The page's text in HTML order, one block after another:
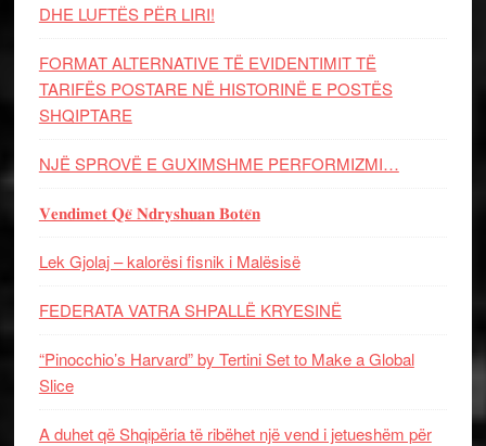
DHE LUFTЁS PЁR LIRI!
FORMAT ALTERNATIVE TË EVIDENTIMIT TË
TARIFËS POSTARE NË HISTORINË E POSTËS
SHQIPTARE
NJË SPROVË E GUXIMSHME PERFORMIZMI…
𝐕𝐞𝐧𝐝𝐢𝐦𝐞𝐭 𝐐𝐞̈ 𝐍𝐝𝐫𝐲𝐬𝐡𝐮𝐚𝐧 𝐁𝐨𝐭𝐞̈𝐧
Lek Gjolaj – kalorësi fisnik i Malësisë
FEDERATA VATRA SHPALLË KRYESINË
“Pinocchio’s Harvard” by Tertini Set to Make a Global
Slice
A duhet që Shqipëria të ribëhet një vend i jetueshëm për